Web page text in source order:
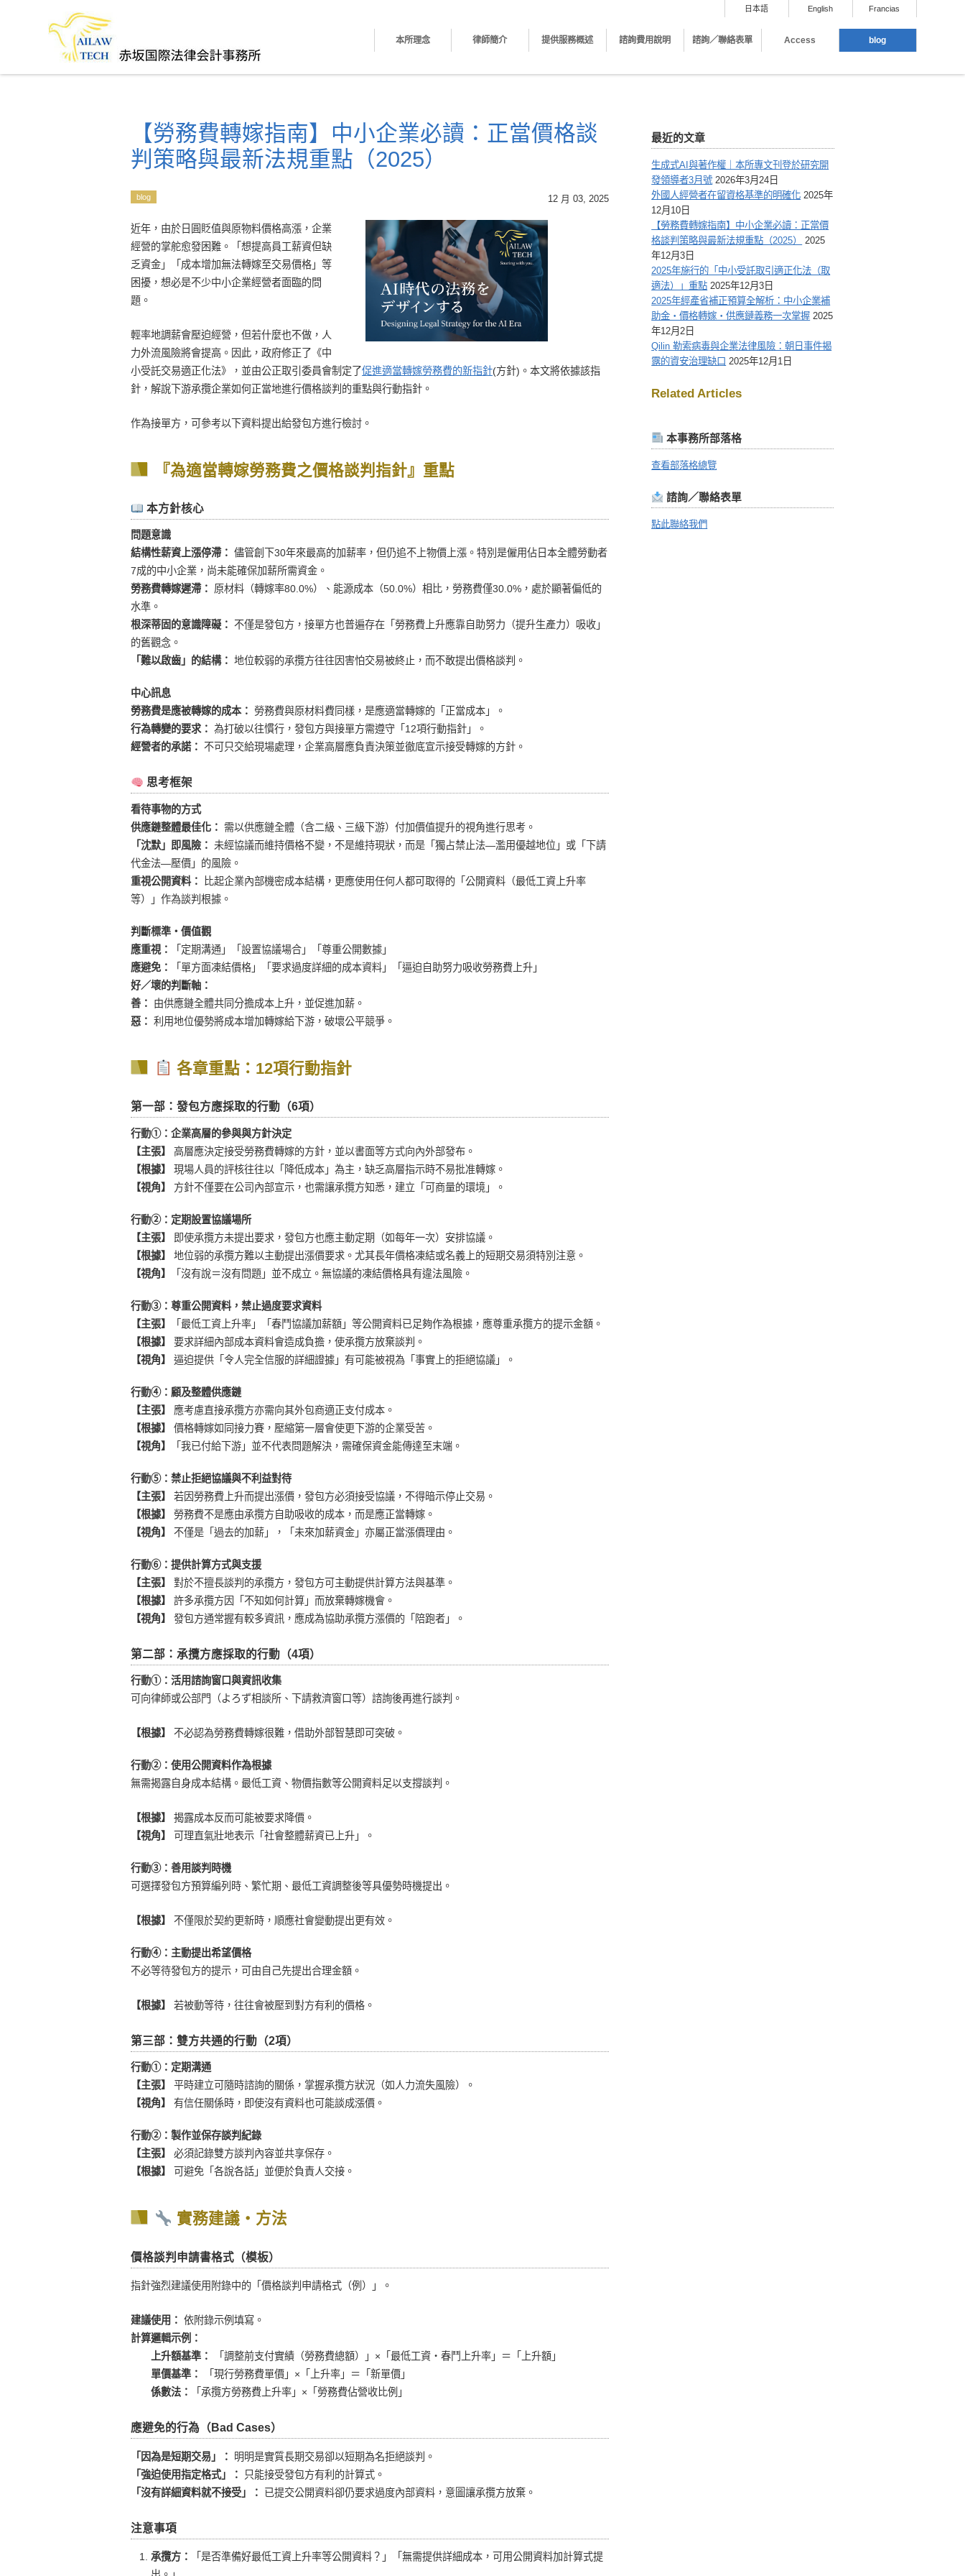
日本語 English Francias
本所理念 律師簡介 提供服務概述 諮詢費用說明 諮詢／聯絡表單 Access blog
【勞務費轉嫁指南】中小企業必讀：正當價格談
判策略與最新法規重點（2025）
12 月 03, 2025
blog
近年，由於日圓貶值與原物料價格高漲，企業
經營的掌舵愈發困難。「想提高員工薪資但缺
乏資金」「成本增加無法轉嫁至交易價格」等
困擾，想必是不少中小企業經營者面臨的問
題。
輕率地調薪會壓迫經營，但若什麼也不做，人
力外流風險將會提高。因此，政府修正了《中
小受託交易適正化法》，並由公正取引委員會制定了促進適當轉嫁勞務費的新指針(方針)。本文將依據該指
針，解說下游承攬企業如何正當地進行價格談判的重點與行動指針。
作為接單方，可參考以下資料提出給發包方進行檢討。
『為適當轉嫁勞務費之價格談判指針』重點
本方針核心
問題意識
結構性薪資上漲停滯： 儘管創下30年來最高的加薪率，但仍追不上物價上漲。特別是僱用佔日本全體勞動者
7成的中小企業，尚未能確保加薪所需資金。
勞務費轉嫁遲滯：
原材料（轉嫁率80.0%）、能源成本（50.0%）相比，勞務費僅30.0%，處於顯著偏低的
水準。
根深蒂固的意識障礙： 不僅是發包方，接單方也普遍存在「勞務費上升應靠自助努力（提升生產力）吸收」
的舊觀念。
「難以啟齒」的結構： 地位較弱的承攬方往往因害怕交易被終止，而不敢提出價格談判。
中心訊息
勞務費是應被轉嫁的成本：
勞務費與原材料費同樣，是應適當轉嫁的「正當成本」。
行為轉變的要求： 為打破以往慣行，發包方與接單方需遵守「12項行動指針」。
經營者的承諾： 不可只交給現場處理，企業高層應負責決策並徹底宣示接受轉嫁的方針。
思考框架
看待事物的方式
供應鏈整體最佳化：
需以供應鏈全體（含二級、三級下游）付加價值提升的視角進行思考。
「沈默」即風險： 未經協議而維持價格不變，不是維持現狀，而是「獨占禁止法—濫用優越地位」或「下請
代金法—壓價」的風險。
重視公開資料：
比起企業內部機密成本結構，更應使用任何人都可取得的「公開資料（最低工資上升率
等）」作為談判根據。
判斷標準・價值觀
應重視：
「定期溝通」「設置協議場合」「尊重公開數據」
應避免：
「單方面凍結價格」「要求過度詳細的成本資料」「逼迫自助努力吸收勞務費上升」
好／壞的判斷軸：
善：
由供應鏈全體共同分擔成本上升，並促進加薪。
惡： 利用地位優勢將成本增加轉嫁給下游，破壞公平競爭。
各章重點：12項行動指針
第一部：發包方應採取的行動（6項）
行動①：企業高層的參與與方針決定
【主張】
高層應決定接受勞務費轉嫁的方針，並以書面等方式向內外部發布。
【根據】
現場人員的評核往往以「降低成本」為主，缺乏高層指示時不易批准轉嫁。
【視角】
方針不僅要在公司內部宣示，也需讓承攬方知悉，建立「可商量的環境」。
行動②：定期設置協議場所
【主張】
即使承攬方未提出要求，發包方也應主動定期（如每年一次）安排協議。
【根據】
地位弱的承攬方難以主動提出漲價要求。尤其長年價格凍結或名義上的短期交易須特別注意。
【視角】
「沒有說＝沒有問題」並不成立。無協議的凍結價格具有違法風險。
行動③：尊重公開資料，禁止過度要求資料
【主張】
「最低工資上升率」「春鬥協議加薪額」等公開資料已足夠作為根據，應尊重承攬方的提示金額。
【根據】
要求詳細內部成本資料會造成負擔，使承攬方放棄談判。
【視角】
逼迫提供「令人完全信服的詳細證據」有可能被視為「事實上的拒絕協議」。
行動④：顧及整體供應鏈
【主張】
應考慮直接承攬方亦需向其外包商適正支付成本。
【根據】
價格轉嫁如同接力賽，壓縮第一層會使更下游的企業受苦。
【視角】
「我已付給下游」並不代表問題解決，需確保資金能傳達至末端。
行動⑤：禁止拒絕協議與不利益對待
【主張】
若因勞務費上升而提出漲價，發包方必須接受協議，不得暗示停止交易。
【根據】
勞務費不是應由承攬方自助吸收的成本，而是應正當轉嫁。
【視角】
不僅是「過去的加薪」，「未來加薪資金」亦屬正當漲價理由。
行動⑥：提供計算方式與支援
【主張】
對於不擅長談判的承攬方，發包方可主動提供計算方法與基準。
【根據】
許多承攬方因「不知如何計算」而放棄轉嫁機會。
【視角】
發包方通常握有較多資訊，應成為協助承攬方漲價的「陪跑者」。
第二部：承攬方應採取的行動（4項）
行動①：活用諮詢窗口與資訊收集
可向律師或公部門（よろず相談所、下請救濟窗口等）諮詢後再進行談判。
【根據】 不必認為勞務費轉嫁很難，借助外部智慧即可突破。
行動②：使用公開資料作為根據
無需揭露自身成本結構。最低工資、物價指數等公開資料足以支撐談判。
【根據】
揭露成本反而可能被要求降價。
【視角】
可理直氣壯地表示「社會整體薪資已上升」。
行動③：善用談判時機
可選擇發包方預算編列時、繁忙期、最低工資調整後等具優勢時機提出。
【根據】 不僅限於契約更新時，順應社會變動提出更有效。
行動④：主動提出希望價格
不必等待發包方的提示，可由自己先提出合理金額。
【根據】 若被動等待，往往會被壓到對方有利的價格。
第三部：雙方共通的行動（2項）
行動①：定期溝通
【主張】
平時建立可隨時諮詢的關係，掌握承攬方狀況（如人力流失風險）。
【視角】
有信任關係時，即使沒有資料也可能談成漲價。
行動②：製作並保存談判紀錄
【主張】
必須記錄雙方談判內容並共享保存。
【根據】
可避免「各說各話」並便於負責人交接。
實務建議・方法
價格談判申請書格式（模板）
指針強烈建議使用附錄中的「價格談判申請格式（例）」。
建議使用： 依附錄示例填寫。
計算邏輯示例：
上升額基準：
「調整前支付實績（勞務費總額）」×「最低工資・春鬥上升率」＝「上升額」
單價基準：
「現行勞務費單價」×「上升率」＝「新單價」
係數法：
「承攬方勞務費上升率」×「勞務費佔營收比例」
應避免的行為（Bad Cases）
「因為是短期交易」：
明明是實質長期交易卻以短期為名拒絕談判。
「強迫使用指定格式」：
只能接受發包方有利的計算式。
「沒有詳細資料就不接受」：
已提交公開資料卻仍要求過度內部資料，意圖讓承攬方放棄。
注意事項
承攬方：
「是否準備好最低工資上升率等公開資料？」「無需提供詳細成本，可用公開資料加計算式提
最近的文章
生成式AI與著作權｜本所專文刊登於研究開
發領導者3月號 2026年3月24日
外國人經營者在留資格基準的明確化 2025年
12月10日
【勞務費轉嫁指南】中小企業必讀：正當價
格談判策略與最新法規重點（2025）
2025
年12月3日
2025年施行的「中小受託取引適正化法（取
適法）」重點 2025年12月3日
2025年經產省補正預算全解析：中小企業補
助金・價格轉嫁・供應鏈義務一次掌握 2025
年12月2日
Qilin 勒索病毒與企業法律風險：朝日事件揭
露的資安治理缺口 2025年12月1日
Related Articles
本事務所部落格
查看部落格總覽
諮詢／聯絡表單
點此聯絡我們